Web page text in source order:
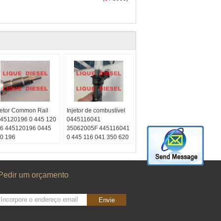
Common Rail
0 445 120
445120196 0445
196
mail:
Injetor de combustível
0445116041
35062005F 445116041
0 445 116 041 350 620
Skype:diesel
Conversamos:
15153887217
um orçamento
Envie